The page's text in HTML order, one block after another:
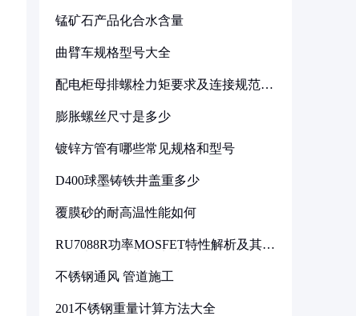
锰矿石产品化合水含量
曲臂车规格型号大全
配电柜母排螺栓力矩要求及连接规范详
膨胀螺丝尺寸是多少
镀锌方管有哪些常见规格和型号
D400球墨铸铁井盖重多少
覆膜砂的耐高温性能如何
RU7088R功率MOSFET特性解析及其在
不锈钢通风 管道施工
201不锈钢重量计算方法大全